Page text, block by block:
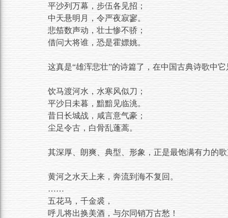
平沙列万幕，步伍各见招；
中天悬明月，令严夜寂寥。
悲笳数声动，壮士惨不骄；
借问大将谁，恐是霍嫖姚。
这真是“雄浑悲壮”的诗篇了，在中国古典诗歌中
饮马渡河水，水寒风似刀；
平沙日未暮，黯黯见临洮。
昔日长城战，咸言意气豪；
尘足令古，白骨乱蓬蒿。
其深厚、朗爽、典型、形象，正是最饱满有力的
黄河之水天上来，奔流到海不复回。
……
五花马，千金裘，
呼儿将出换美酒，与尔同销万古愁！